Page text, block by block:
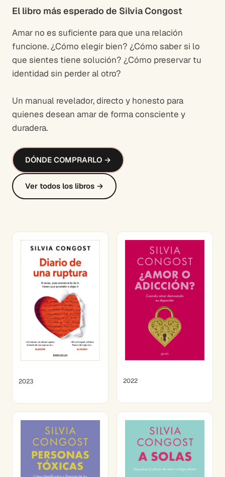
El libro más esperado de Silvia Congost
Amar no es suficiente para que una relación
funcione. ¿Cómo elegir bien? ¿Cómo saber si lo
que sientes tiene solución? ¿Cómo preservar tu
identidad sin perder al otro?
Un manual revelador, directo y honesto para
quienes desean amar de forma consciente y
duradera.
DÓNDE COMPRARLO →
Ver todos los libros →
2023 2022